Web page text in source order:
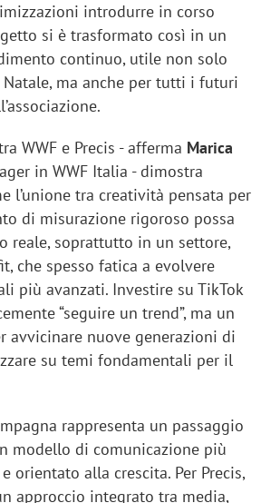
introdurre in corso
si è trasformato così in un
continuo, utile non solo
ma anche per tutti i futuri
WWF e Precis - afferma Marica
in WWF Italia - dimostra
l’unione tra creatività pensata per
di misurazione rigoroso possa
reale, soprattutto in un settore,
che spesso fatica a evolvere
più avanzati. Investire su TikTok
“seguire un trend”, ma un
avvicinare nuove generazioni di
su temi fondamentali per il
rappresenta un passaggio
modello di comunicazione più
orientato alla crescita. Per Precis,
approccio integrato tra media,